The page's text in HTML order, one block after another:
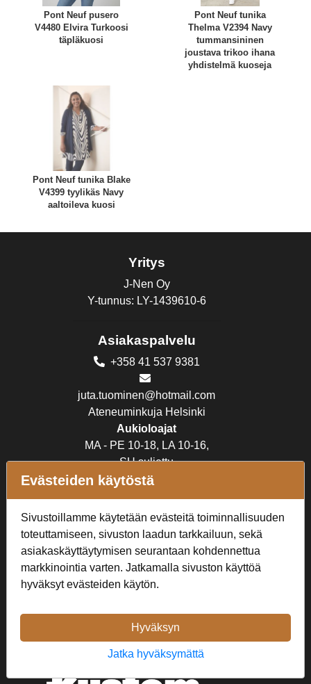
Pont Neuf pusero
V4480 Elvira Turkoosi
täpläkuosi
Pont Neuf tunika
Thelma V2394 Navy
tummansininen
joustava trikoo ihana
yhdistelmä kuoseja
Pont Neuf tunika Blake
V4399 tyylikäs Navy
aaltoileva kuosi
Yritys
J-Nen Oy
Y-tunnus: LY-1439610-6
Asiakaspalvelu
+358 41 537 9381
juta.tuominen@hotmail.com
Ateneuminkuja Helsinki
Aukioloajat
MA - PE 10-18, LA 10-16,
SU suljettu
Verkkokauppa
Tilaus- ja toimitusehdot
Rekisteriseloste
Seuraa Meitä
Evästeiden käytöstä
Sivustoillamme käytetään evästeitä toiminnallisuuden
toteuttamiseen, sivuston laadun tarkkailuun, sekä
asiakaskäyttäytymisen seurantaan kohdennettua
markkinointia varten. Jatkamalla sivuston käyttöä
hyväksyt evästeiden käytön.
Hyväksyn
Jatka hyväksymättä